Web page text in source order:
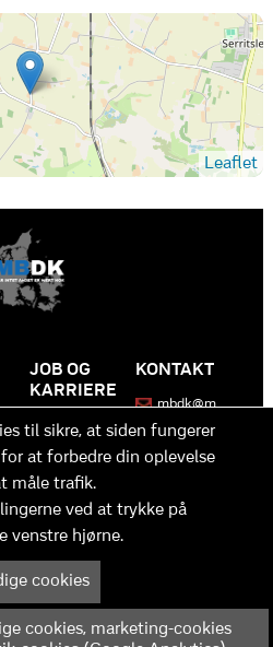
Leaflet
JOB OG
KARRIERE
Bliv en del
af MBDK
Vores
team
Praktik
udvikling
KONTAKT
mbdk@m
– under MBDK Holding ApS. Tilmeldt
Copyright © 2025 - MBDK ApS
til sikre, at siden fungerer
at forbedre din oplevelse
måle trafik.
ved at trykke på
venstre hjørne.
cookies
cookies, marketing-cookies